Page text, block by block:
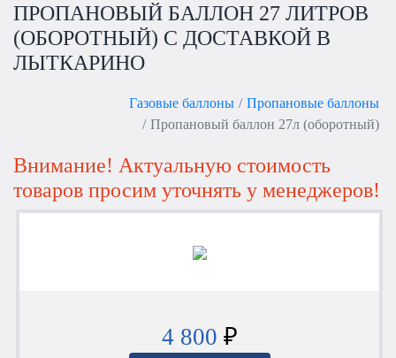
ПРОПАНОВЫЙ БАЛЛОН 27 ЛИТРОВ
(ОБОРОТНЫЙ) С ДОСТАВКОЙ В
ЛЫТКАРИНО
Газовые баллоны
Пропановые баллоны
Пропановый баллон 27л (оборотный)
Внимание! Актуальную стоимость
товаров просим уточнять у менеджеров!
4 800 ₽